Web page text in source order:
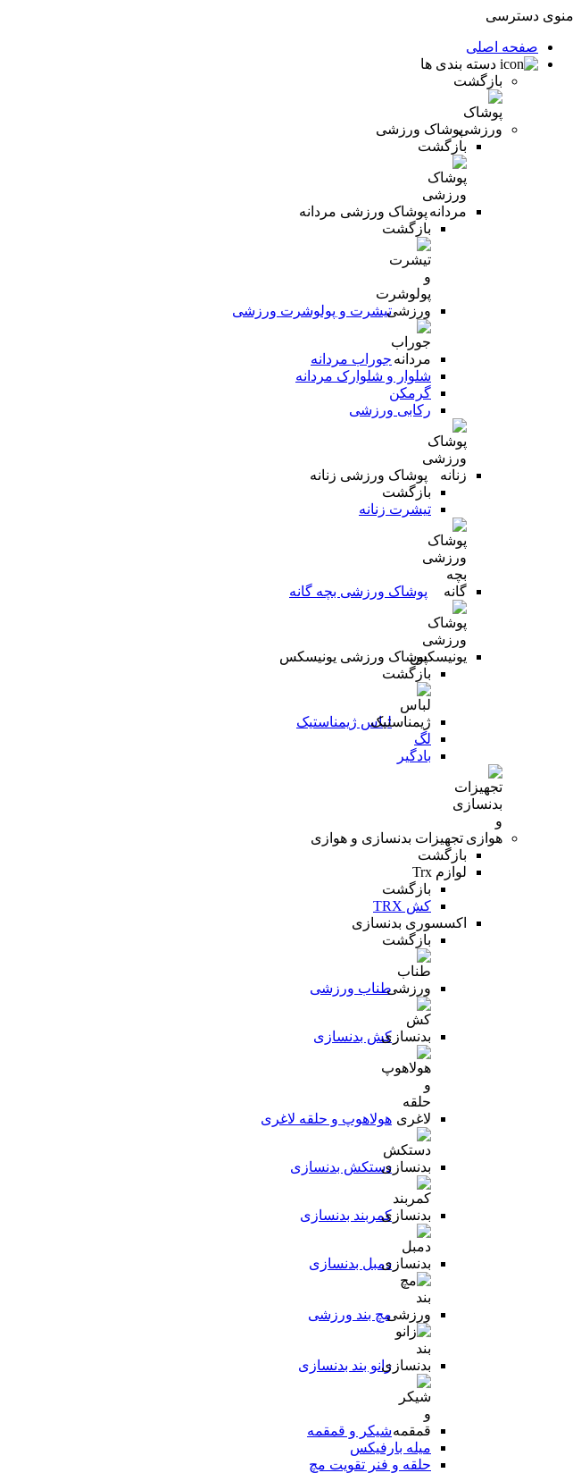
منوی دسترسی
صفحه اصلی
دسته بندی ها
بازگشت
پوشاک ورزشی
بازگشت
پوشاک ورزشی مردانه
بازگشت
تیشرت و پولوشرت ورزشی
جوراب مردانه
شلوار و شلوارک مردانه
گرمکن
رکابی ورزشی
پوشاک ورزشی زنانه
بازگشت
تیشرت زنانه
پوشاک ورزشی بچه گانه
پوشاک ورزشی یونیسکس
بازگشت
لباس ژیمناستیک
لگ
بادگیر
تجهیزات بدنسازی و هوازی
بازگشت
لوازم Trx
بازگشت
کش TRX
اکسسوری بدنسازی
بازگشت
طناب ورزشی
کش بدنسازی
هولاهوپ و حلقه لاغری
دستکش بدنسازی
کمربند بدنسازی
دمبل بدنسازی
مچ بند ورزشی
زانو بند بدنسازی
شیکر و قمقمه
میله بارفیکس
حلقه و فنر تقویت مچ